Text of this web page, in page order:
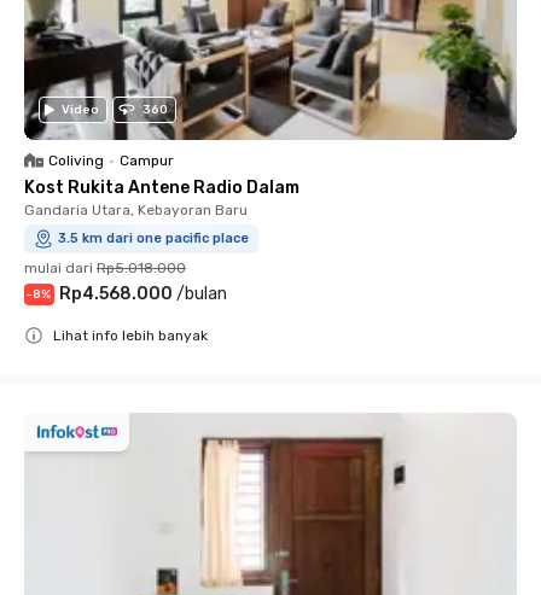
Video 360
Coliving • Campur
Kost Rukita Antene Radio Dalam
Gandaria Utara, Kebayoran Baru
3.5 km dari one pacific place
mulai dari Rp5.018.000
-8% Rp4.568.000 /bulan
Lihat info lebih banyak